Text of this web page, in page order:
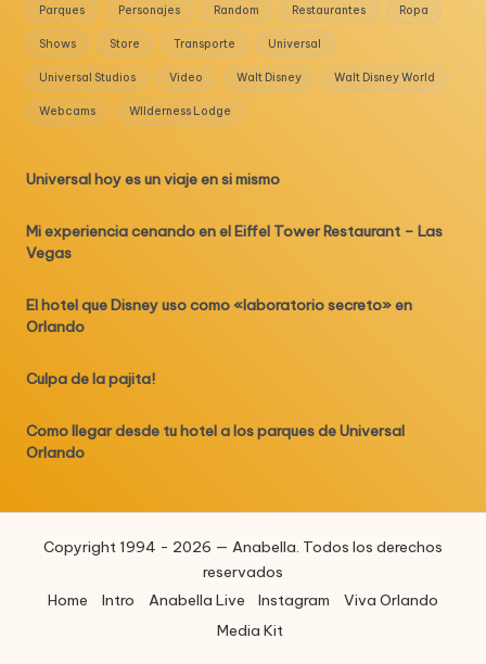
Parques Personajes Random Restaurantes Ropa
Shows Store Transporte Universal
Universal Studios Video Walt Disney Walt Disney World
Webcams WIlderness Lodge
Universal hoy es un viaje en si mismo
Mi experiencia cenando en el Eiffel Tower Restaurant – Las
Vegas
El hotel que Disney uso como «laboratorio secreto» en
Orlando
Culpa de la pajita!
Como llegar desde tu hotel a los parques de Universal
Orlando
Copyright 1994 - 2026 — Anabella. Todos los derechos
reservados
Home
Intro Anabella Live Instagram
Viva Orlando
Media Kit